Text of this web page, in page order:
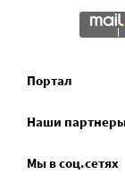
Портал
Наши
Мы в соц.сетях